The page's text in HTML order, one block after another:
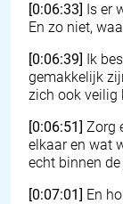
[0:06:33] Is er
En zo niet,
[0:06:39] Ik
gemakkelijk
zich ook veilig
[0:06:51] Zorg
elkaar en wat
echt binnen
[0:07:01] En